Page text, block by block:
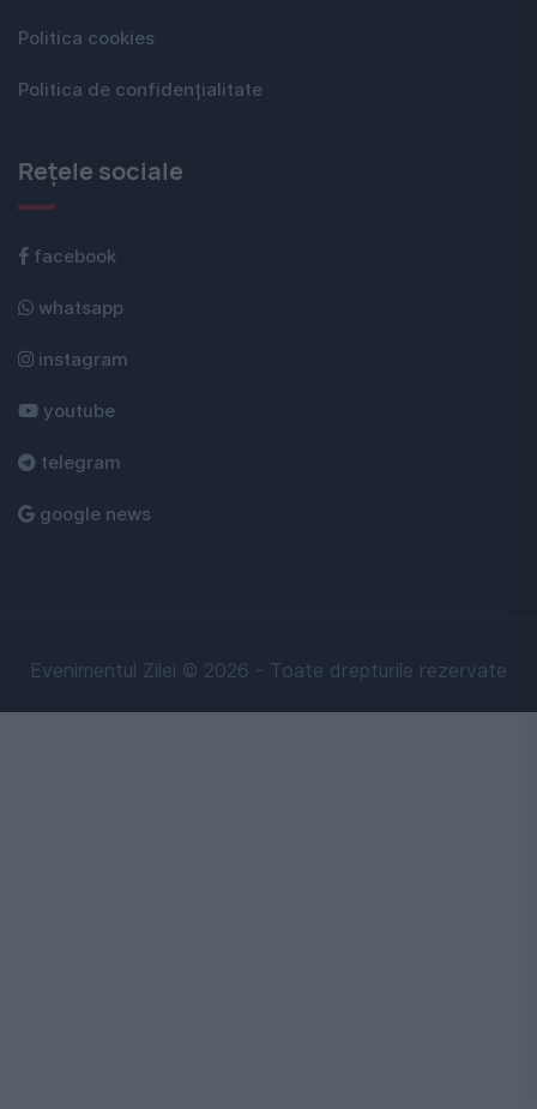
Politica cookies
Politica de confidențialitate
Rețele sociale
facebook
whatsapp
instagram
youtube
telegram
google news
Evenimentul Zilei © 2026 - Toate drepturile rezervate